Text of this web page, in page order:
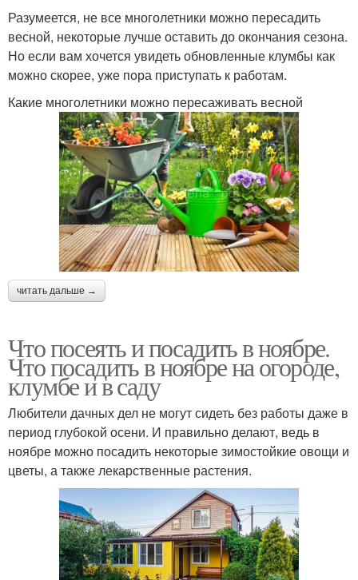
Разумеется, не все многолетники можно пересадить
весной, некоторые лучше оставить до окончания сезона.
Но если вам хочется увидеть обновленные клумбы как
можно скорее, уже пора приступать к работам.
Какие многолетники можно пересаживать весной
читать дальше →
Что посеять и посадить в ноябре.
Что посадить в ноябре на огороде,
клумбе и в саду
Любители дачных дел не могут сидеть без работы даже в
период глубокой осени. И правильно делают, ведь в
ноябре можно посадить некоторые зимостойкие овощи и
цветы, а также лекарственные растения.